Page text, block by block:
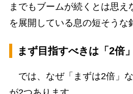
までもブームが続くとは思え
を展開している息の短そうな
まず目指すべきは「2倍
では、なぜ「まずは2倍」